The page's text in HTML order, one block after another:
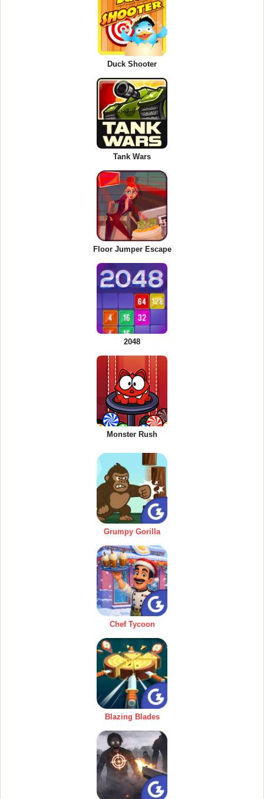
Duck Shooter
Tank Wars
Floor Jumper Escape
2048
Monster Rush
Grumpy Gorilla
Chef Tycoon
Blazing Blades